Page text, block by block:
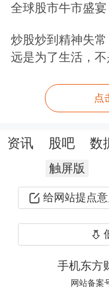
美国能源信息
需求将在2025
高，电网承压
开发商因此开
燃料电池系统
而A股多家公
二大涨的壹石
单电池、电堆
均可实现自主
全球股市牛市盛
炒股炒到精神失
远是为了生活，不
点
资讯 股吧 数
触屏版
给网站提点
手机东方
网站备案